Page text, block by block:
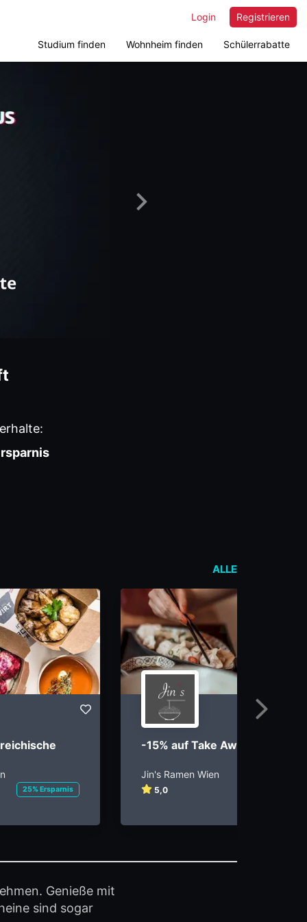
Registrieren
Login
Studium finden Wohnheim finden Schülerrabatte
Nächstes
ALLE
25% Ersparnis
-15% auf Take Away Speisen
Jin's Ramen Wien
5,0
Genieße mit
sind sogar